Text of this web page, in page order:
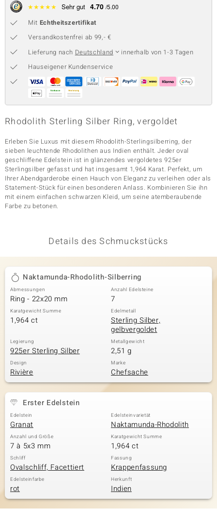
Collection
Classics
★★★★★ Sehr gut 4.70 /5.00
Mit Echtheitszertifikat
Versandkostenfrei ab 99,- €
Lieferung nach Deutschland
innerhalb von 1-3 Tagen
Hauseigener Kundenservice
Rhodolith Sterling Silber Ring, vergoldet
Erleben Sie Luxus mit diesem Rhodolith-Sterlingsilberring, der
sieben leuchtende Rhodolithen aus Indien enthält. Jeder oval
geschliffene Edelstein ist in glänzendes vergoldetes 925er
Sterlingsilber gefasst und hat insgesamt 1,964 Karat. Perfekt, um
Ihrer Abendgarderobe einen Hauch von Eleganz zu verleihen oder als
Statement-Stück für einen besonderen Anlass. Kombinieren Sie ihn
mit einem einfachen schwarzen Kleid, um seine atemberaubende
Farbe zu betonen.
Details des Schmuckstücks
Naktamunda-Rhodolith-Silberring
Abmessungen
Ring - 22x20 mm
Anzahl Edelsteine
7
Karatgewicht Summe
1,964 ct
Edelmetall
Sterling Silber,
gelbvergoldet
Legierung
925er Sterling Silber
Metallgewicht
2,51 g
Design
Rivière
Marke
Chefsache
Erster Edelstein
Edelstein
Granat
Edelsteinvarietät
Naktamunda-Rhodolith
Anzahl und Größe
7 à 5x3 mm
Karatgewicht Summe
1,964 ct
Schliff
Ovalschliff, Facettiert
Fassung
Krappenfassung
Edelsteinfarbe
rot
Herkunft
Indien